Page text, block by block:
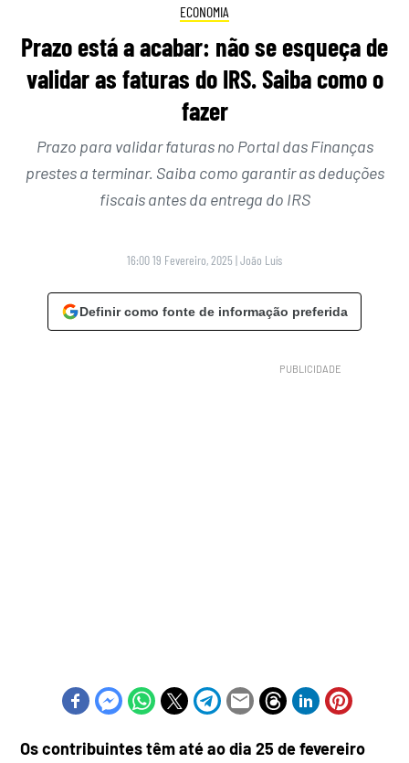
ECONOMIA
Prazo está a acabar: não se esqueça de
validar as faturas do IRS. Saiba como o
fazer
Prazo para validar faturas no Portal das Finanças
prestes a terminar. Saiba como garantir as deduções
fiscais antes da entrega do IRS
16:00 19 Fevereiro, 2025 |João Luís
Definir como fonte de informação preferida
Os contribuintes têm até ao dia 25 de fevereiro